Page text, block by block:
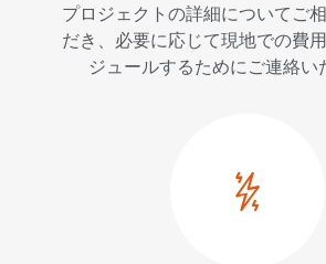
プロジェクトの詳細についてご
だき、必要に応じて現地での費
ジュールするためにご連絡い